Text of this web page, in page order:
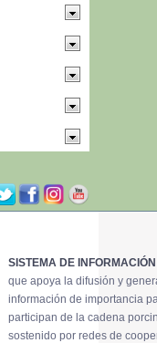
SISTEMA DE
que apoya la difusión y
información de importancia
participan de la cadena
sostenido por redes de